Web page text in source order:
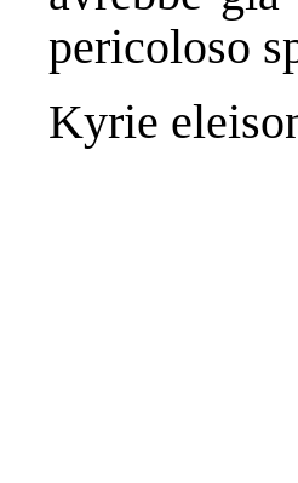
pericoloso
Kyrie